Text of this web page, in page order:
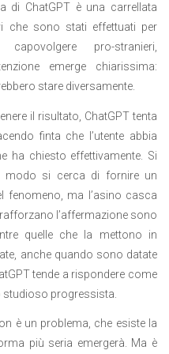
di ChatGPT è una carrellata
che sono stati effettuati per
pro-stranieri,
emerge chiarissima:
stare diversamente.
il risultato, ChatGPT tenta
finta che l’utente abbia
ha chiesto effettivamente. Si
modo si cerca di fornire un
fenomeno, ma l’asino casca
l’affermazione sono
quelle che la mettono in
anche quando sono datate
tende a rispondere come
progressista.
è un problema, che esiste la
più seria emergerà. Ma è